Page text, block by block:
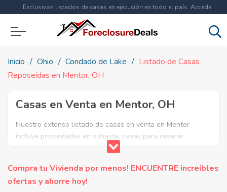
Exclusivos listados de casas en ejecución en todo el país. Acceda
ahora a
Inicio Ohio Condado de Lake
Listado de Casas
Reposeídas en Mentor, OH
Casas en Venta en Mentor, OH
Nuestro extenso listado de casas en venta en Mentor
incluye propiedades en subasta, casas para reparar,
apartamentos reposeidos por el banco, ejecuciones
que necesita y aproveche estas increibles ofertas en Bienes
Raíces en Mentor, Ohio.
Compra tu Vivienda por menos! ENCUENTRE increíbles
ofertas y ahorre hoy!